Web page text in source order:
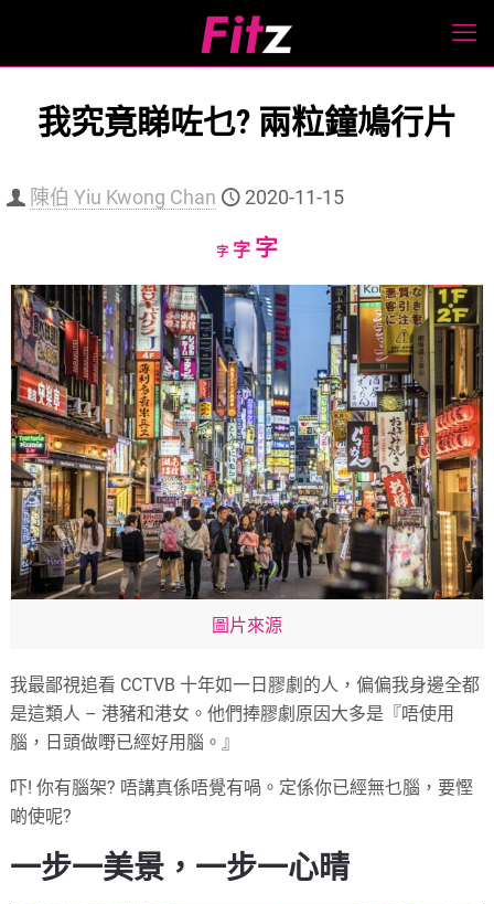
我究竟睇咗乜? 兩粒鐘鳩行片
陳伯 Yiu Kwong Chan 2020-11-15
字Decrease
size.
字Reset
size.
字Increase
size.
圖片來源
我最鄙視追看 CCTVB 十年如一日膠劇的人，偏偏我身邊全都
是這類人 – 港豬和港女。他們捧膠劇原因大多是『唔使用
腦，日頭做嘢已經好用腦。』
吓! 你有腦架? 唔講真係唔覺有喎。定係你已經無乜腦，要慳
啲使呢?
一步一美景，一步一心晴